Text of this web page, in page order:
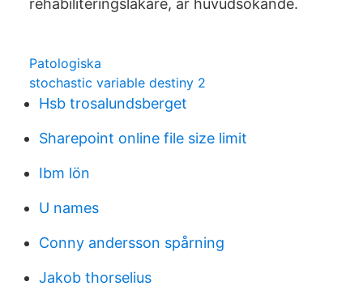
rehabiliteringsläkare, är huvudsökande.
Patologiska
stochastic variable destiny 2
Hsb trosalundsberget
Sharepoint online file size limit
Ibm lön
U names
Conny andersson spårning
Jakob thorselius